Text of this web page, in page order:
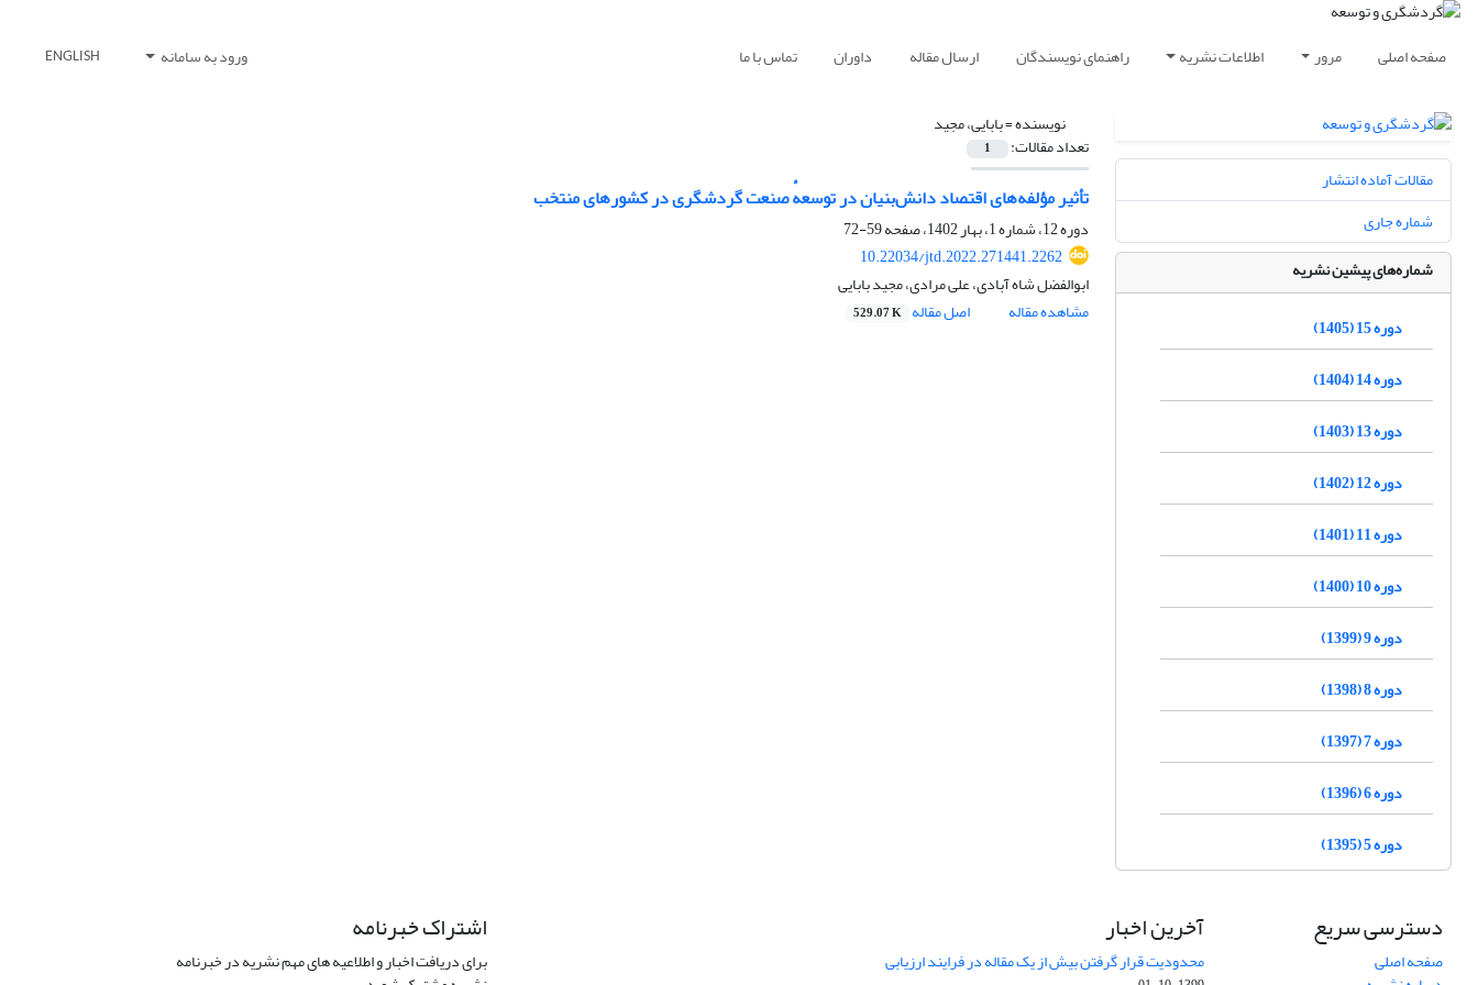
صفحه اصلی مرور اطلاعات نشریه راهنمای نویسندگان ارسال مقاله داوران تماس با ما ورود به سامانه ENGLISH
نویسنده =بابایی، مجید
تعداد مقالات: 1
تأثیر مؤلفه‌های اقتصاد دانش‌بنیان در توسعهٔ صنعت گردشگری در کشورهای منتخب
دوره 12، شماره 1، بهار 1402، صفحه
59-72
10.22034/jtd.2022.271441.2262
ابوالفضل شاه آبادی، علی مرادی، مجید بابایی
مشاهده مقاله
اصل مقاله 529.07 K
مقالات آماده انتشار
شماره جاری
شماره‌های پیشین نشریه
دوره 15 (1405)
دوره 14 (1404)
دوره 13 (1403)
دوره 12 (1402)
دوره 11 (1401)
دوره 10 (1400)
دوره 9 (1399)
دوره 8 (1398)
دوره 7 (1397)
دوره 6 (1396)
دوره 5 (1395)
دسترسی سریع
صفحه اصلی
آخرین اخبار
محدودیت قرار گرفتن بیش از یک مقاله در فرایند ارزیابی
اشتراک خبرنامه
برای دریافت اخبار و اطلاعیه های مهم نشریه در خبرنامه